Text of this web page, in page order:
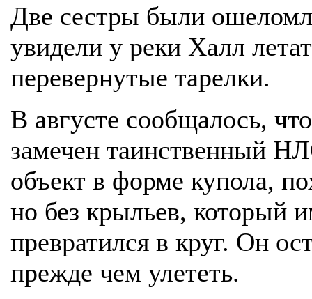
Две сестры были
увидели у реки Халл
перевернутые тарелки.
В августе сообщалось,
замечен таинственный
объект в форме купола,
но без крыльев, который
превратился в круг. Он
прежде чем улететь.